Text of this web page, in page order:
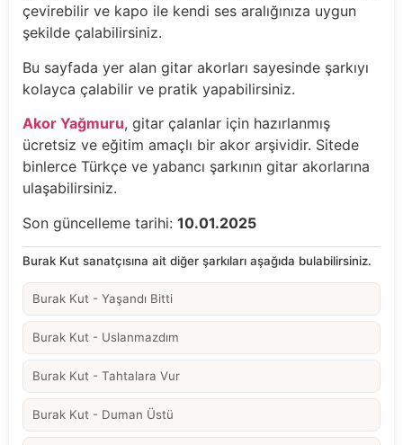
çevirebilir ve kapo ile kendi ses aralığınıza uygun
şekilde çalabilirsiniz.
Bu sayfada yer alan gitar akorları sayesinde şarkıyı
kolayca çalabilir ve pratik yapabilirsiniz.
Akor Yağmuru, gitar çalanlar için hazırlanmış
ücretsiz ve eğitim amaçlı bir akor arşividir. Sitede
binlerce Türkçe ve yabancı şarkının gitar akorlarına
ulaşabilirsiniz.
Son güncelleme tarihi: 10.01.2025
Burak Kut sanatçısına ait diğer şarkıları aşağıda bulabilirsiniz.
Burak Kut - Yaşandı Bitti
Burak Kut - Uslanmazdım
Burak Kut - Tahtalara Vur
Burak Kut - Duman Üstü